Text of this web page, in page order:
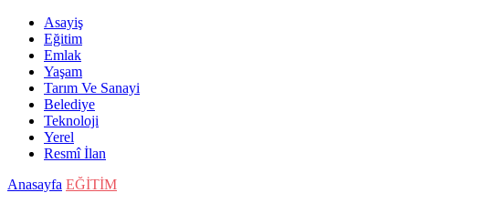
Asayiş
Eğitim
Emlak
Yaşam
Tarım Ve Sanayi
Belediye
Teknoloji
Yerel
Resmî İlan
Anasayfa EĞİTİM